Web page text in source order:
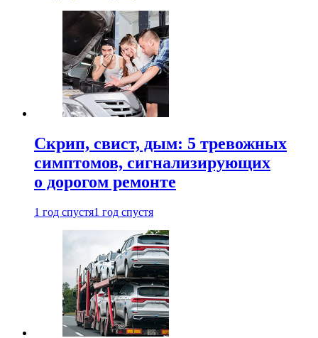
Скрип, свист, дым: 5 тревожных
симптомов, сигнализирующих
о дорогом ремонте
1 год спустя1 год спустя